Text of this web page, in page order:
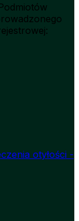
otyłości -